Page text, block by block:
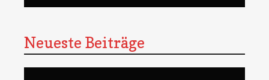
Neueste Beiträge